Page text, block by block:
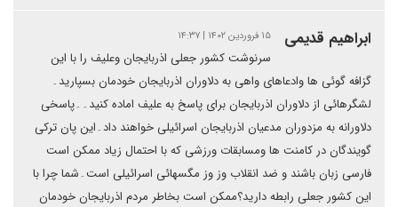
ابراهیم قدیمی ۱۵ فروردین ۱۴۰۲ | ۱۴:۳۷
سرنوشت کشور جعلی اذربایجان وعلیف را با این
گزافه گوئی ها وادعاهای واهی به دلاوران اذربایجان خودمان بسپارید۔
لشگرهائی از دلاوران اذربایجان برای پاسخ به علیف اماده کنید۔۔پاسخی
دلاورانه به مزدوران مدعیان اذربایجان اسرائیلی خواهند داد۔این پان ترکی
گویندگان در کامنت ها ومسابقات ورزشی که با احتمال زیاد ممکن است
فارسی زبان باشند و ضد انقلاب وز وز مگسهائی اسرائیلی است۔شما چرا با
این کشور جعلی رابطه دارید؟ممکن است بخاطر مردم اذربایجان خودمان